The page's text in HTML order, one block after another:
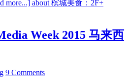
more...] about 槟城美食：2F+
Week 2015 马来西
9 Comments